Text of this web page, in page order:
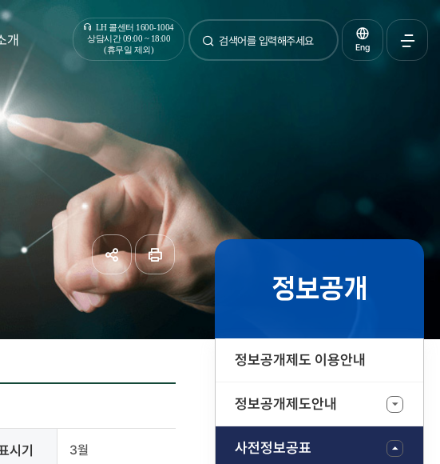
LH 콜센터 1600-1004
상담시간 09:00 ~ 18:00
(휴무일 제외)
통합검색
검색 Eng
개
정보공개
정보공개제도 이용안내
정보공개제도안내
사전정보공표
공유하기페이지
시기 3월